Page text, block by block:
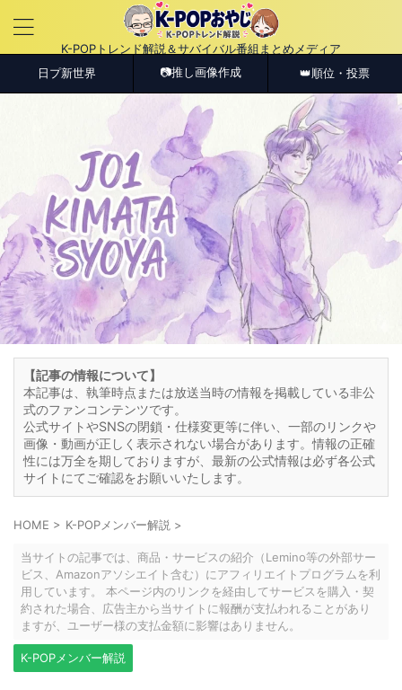
K-POPトレンド解説＆サバイバル番組まとめメディア
日プ新世界 📷推し画像作成 👑順位・投票
【記事の情報について】
本記事は、執筆時点または放送当時の情報を掲載している非公
式のファンコンテンツです。
公式サイトやSNSの閉鎖・仕様変更等に伴い、一部のリンクや
画像・動画が正しく表示されない場合があります。情報の正確
性には万全を期しておりますが、最新の公式情報は必ず各公式
サイトにてご確認をお願いいたします。
HOME > K-POPメンバー解説 >
当サイトの記事では、商品・サービスの紹介（Lemino等の外部サー
ビス、Amazonアソシエイト含む）にアフィリエイトプログラムを利
用しています。 本ページ内のリンクを経由してサービスを購入・契
約された場合、広告主から当サイトに報酬が支払われることがあり
ますが、ユーザー様の支払金額に影響はありません。
K-POPメンバー解説